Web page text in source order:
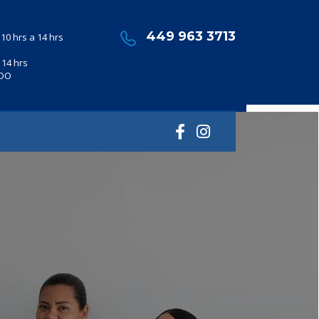
hrs a 14 hrs
hrs
449 963 3713